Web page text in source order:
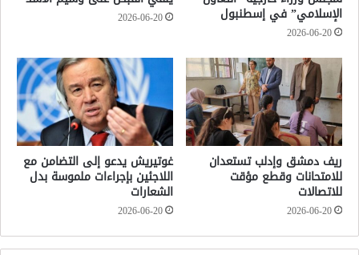
الإسلامي” في إسطنبول
2026-06-20
2026-06-20
ريف دمشق وإدلب تستعدان
للامتحانات وقطع مؤقت
للاتصالات
2026-06-20
غوتيريش يدعو إلى التضامن مع
اللاجئين بإجراءات ملموسة بدل
الشعارات
2026-06-20